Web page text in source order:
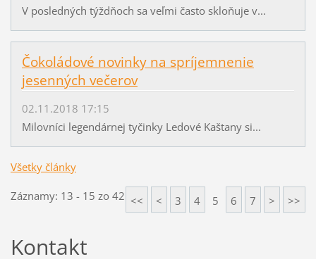
V posledných týždňoch sa veľmi často skloňuje v...
Čokoládové novinky na spríjemnenie
jesenných večerov
02.11.2018 17:15
Milovníci legendárnej tyčinky Ledové Kaštany si...
Všetky články
Záznamy: 13 - 15 zo 42 << < 3 4 5 6 7 > >>
Kontakt